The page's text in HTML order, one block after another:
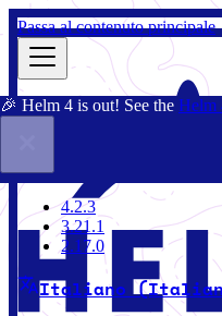
Passa al contenuto principale
🎉 Helm 4 is out! See the Helm
3.21.1
4.2.3
3.21.1
2.17.0
Italiano